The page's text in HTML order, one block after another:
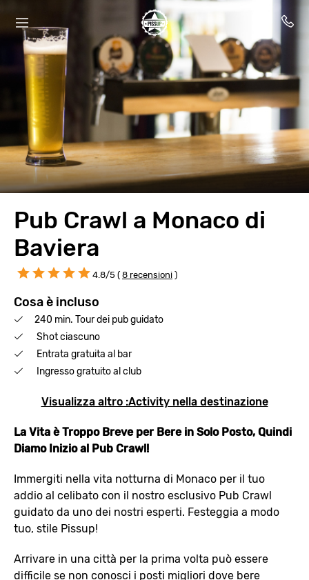
Pub Crawl a Monaco di
Baviera
4.8/5 ( 8 recensioni )
Cosa è incluso
240 min. Tour dei pub guidato
Shot ciascuno
Entrata gratuita al bar
Ingresso gratuito al club
Visualizza altro :Activity nella destinazione
La Vita è Troppo Breve per Bere in Solo Posto, Quindi
Diamo Inizio al Pub Crawl!
Immergiti nella vita notturna di Monaco per il tuo
addio al celibato con il nostro esclusivo Pub Crawl
guidato da uno dei nostri esperti. Festeggia a modo
tuo, stile Pissup!
Arrivare in una città per la prima volta può essere
difficile se non conosci i posti migliori dove bere